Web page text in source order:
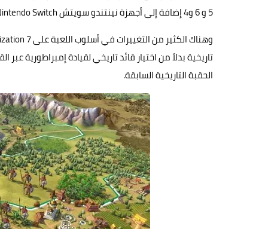
5 و 6 و4 إضافة إلى أجهزة نينتندو سويتش Nintendo Switch وغيرها.
تاريخية بدلاً من اختيار قائد تاريخي لقيادة إمبراطورية
الحقبة التاريخية السابقة.